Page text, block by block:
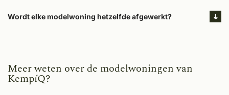
Wordt elke modelwoning hetzelfde afgewerkt?
Meer weten over de modelwoningen van
KempíQ?